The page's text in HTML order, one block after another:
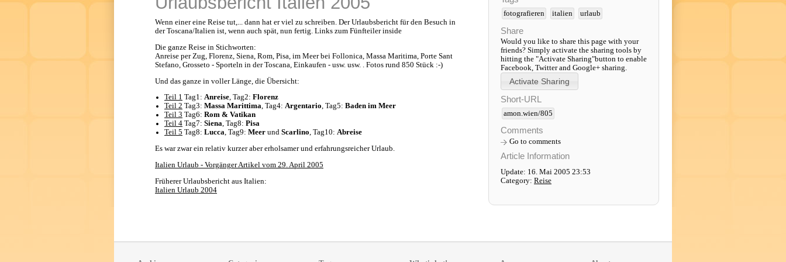
Wenn einer eine Reise tut,... dann hat er viel zu schreiben. Der Urlaubsbericht für den Besuch in
der Toscana/Italien ist, wenn auch spät, nun fertig. Links zum Fünfteiler inside
Die ganze Reise in Stichworten:
Anreise per Zug, Florenz, Siena, Rom, Pisa, im Meer bei Follonica, Massa Maritima, Porte Sant
Stefano, Grosseto - Sporteln in der Toscana, Einkaufen - usw. usw. . Fotos rund 850 Stück :-)
Und das ganze in voller Länge, die Übersicht:
Teil 1 Tag1: Anreise, Tag2: Florenz
Teil 2 Tag3: Massa Marittima, Tag4: Argentario, Tag5: Baden im Meer
Teil 3 Tag6: Rom & Vatikan
Teil 4 Tag7: Siena, Tag8: Pisa
Teil 5 Tag8: Lucca, Tag9: Meer und Scarlino, Tag10: Abreise
Es war zwar ein relativ kurzer aber erholsamer und erfahrungsreicher Urlaub.
Italien Urlaub - Vorgänger Artikel vom 29. April 2005
Früherer Urlaubsbericht aus Italien:
Italien Urlaub 2004
fotografieren italien urlaub
Share
Would you like to share this page with your
friends? Simply activate the sharing tools by
hitting the "Activate Sharing"button to enable
Facebook, Twitter and Google+ sharing.
Short-URL
amon.wien/805
Comments
Go to comments
Article Information
Update: 16. Mai 2005 23:53
Category: Reise